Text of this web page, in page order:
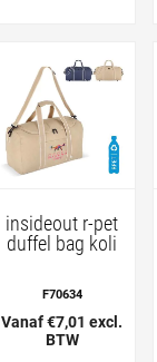
insideout r-pet
duffel bag koli
F70634
Vanaf €7,01 excl.
BTW